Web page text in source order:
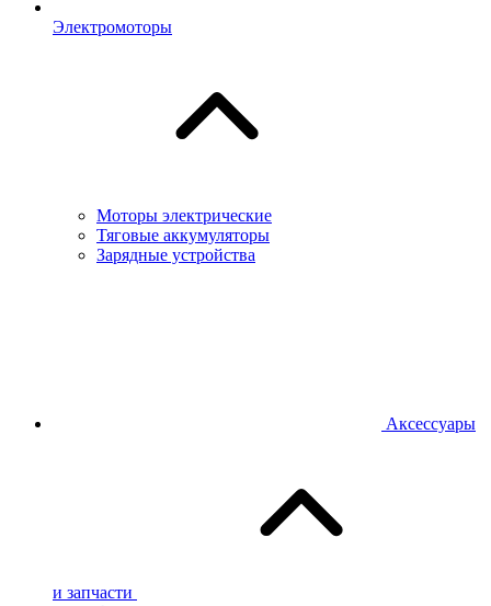
Электромоторы
Моторы электрические
Тяговые аккумуляторы
Зарядные устройства
Аксессуары
и запчасти